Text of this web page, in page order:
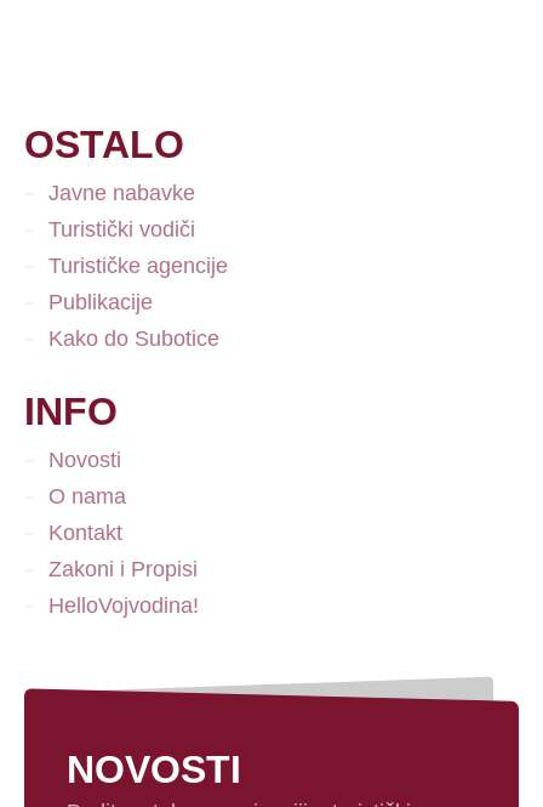
OSTALO
Javne nabavke
Turistički vodiči
Turističke agencije
Publikacije
Kako do Subotice
INFO
Novosti
O nama
Kontakt
Zakoni i Propisi
HelloVojvodina!
NOVOSTI